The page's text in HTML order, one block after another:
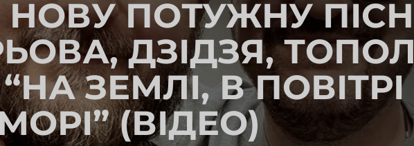
НОВУ ПОТУЖНУ
ДЗІДЗЯ,
ЗЕМЛІ, В ПОВІТРІ
(ВІДЕО)